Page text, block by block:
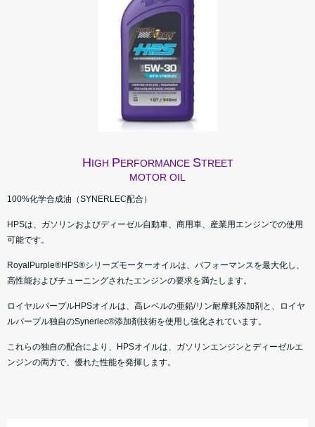
HIGH PERFORMANCE STREET
MOTOR OIL
100%化学合成油（SYNERLEC配合）
HPSは、ガソリンおよびディーゼル自動車、商用車、産業用エンジンでの使用
可能です。
RoyalPurple®HPS®シリーズモーターオイルは、パフォーマンスを最大化し、
高性能およびチューニングされたエンジンの要求を満たします。
ロイヤルパープルHPSオイルは、高レベルの亜鉛/リン耐摩耗添加剤と、ロイヤ
ルパープル独自のSynerlec®添加剤技術を使用し強化されています。
これらの独自の配合により、HPSオイルは、ガソリンエンジンとディーゼルエ
ンジンの両方で、優れた性能を発揮します。